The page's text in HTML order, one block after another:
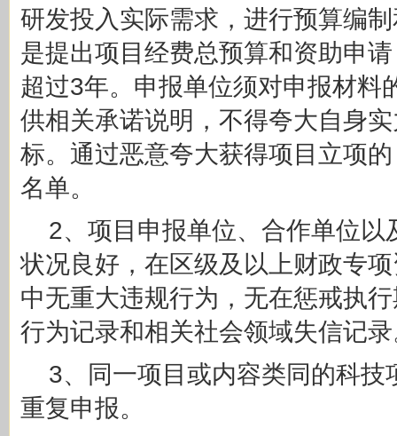
研发投入实际需求，进行预算编
是提出项目经费总预算和资助申
超过3年。申报单位须对申报材料
供相关承诺说明，不得夸大自身
标。通过恶意夸大获得项目立项
名单。
2、项目申报单位、合作单位以
状况良好，在区级及以上财政专
中无重大违规行为，无在惩戒执
行为记录和相关社会领域失信记
3、同一项目或内容类同的科技
重复申报。